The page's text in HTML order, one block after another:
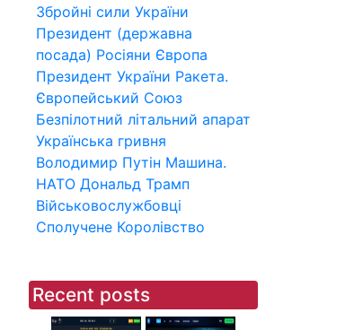
Збройні сили України
Президент (державна
посада) Росіяни Європа
Президент України Ракета.
Європейський Союз
Безпілотний літальний апарат
Українська гривня
Володимир Путін Машина.
НАТО Дональд Трамп
Військовослужбовці
Сполучене Королівство
Recent posts